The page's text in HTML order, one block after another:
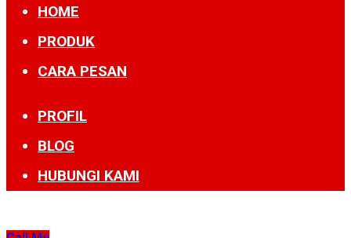
HOME
PRODUK
CARA PESAN
PROFIL
BLOG
HUBUNGI KAMI